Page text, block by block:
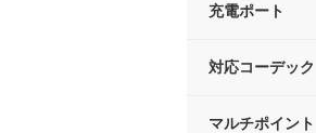
充電ポート
対応コーデック
マルチポイント